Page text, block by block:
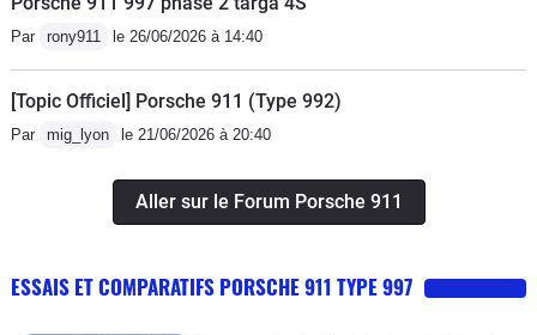
Par rony911 le 26/06/2026 à 14:40
[Topic Officiel] Porsche 911 (Type 992)
Par mig_lyon le 21/06/2026 à 20:40
Aller sur le Forum Porsche 911
ESSAIS ET COMPARATIFS PORSCHE 911 TYPE 997